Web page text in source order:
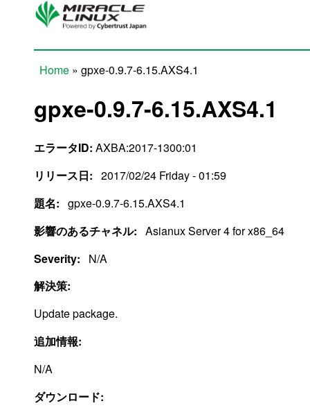
Skip to main content
Home » gpxe-0.9.7-6.15.AXS4.1
gpxe-0.9.7-6.15.AXS4.1
エラータID: AXBA:2017-1300:01
リリース日: 2017/02/24 Friday - 01:59
題名: gpxe-0.9.7-6.15.AXS4.1
影響のあるチャネル: Asianux Server 4 for x86_64
Severity:
N/A
解決策:
Update package.
追加情報:
N/A
ダウンロード: